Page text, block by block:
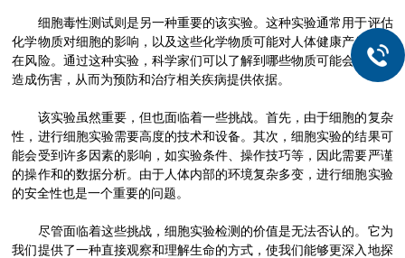
细胞毒性测试则是另一种重要的该实验。这种实验通常用于评估
化学物质对细胞的影响，以及这些化学物质可能对人体健康产生的潜
在风险。通过这种实验，科学家们可以了解到哪些物质可能会对细胞
造成伤害，从而为预防和治疗相关疾病提供依据。
该实验虽然重要，但也面临着一些挑战。首先，由于细胞的复杂
性，进行细胞实验需要高度的技术和设备。其次，细胞实验的结果可
能会受到许多因素的影响，如实验条件、操作技巧等，因此需要严谨
的操作和的数据分析。由于人体内部的环境复杂多变，进行细胞实验
的安全性也是一个重要的问题。
尽管面临着这些挑战，细胞实验检测的价值是无法否认的。它为
我们提供了一种直接观察和理解生命的方式，使我们能够更深入地探